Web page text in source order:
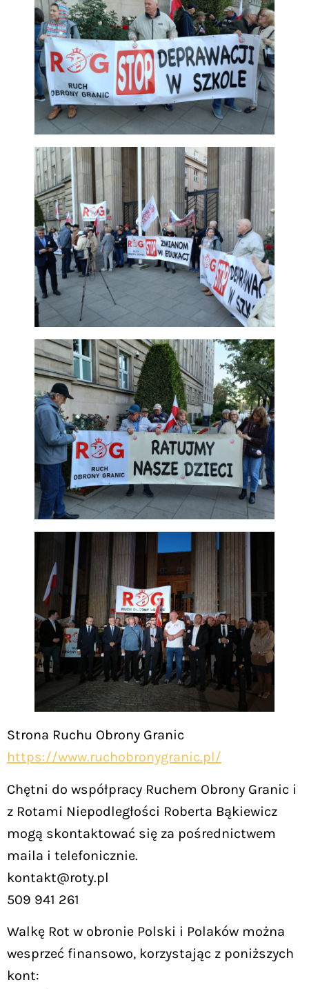
Strona Ruchu Obrony Granic
https://www.ruchobronygranic.pl/
Chętni do współpracy Ruchem Obrony Granic i
z Rotami Niepodległości Roberta Bąkiewicz
mogą skontaktować się za pośrednictwem
maila i telefonicznie.
kontakt@roty.pl
509 941 261
Walkę Rot w obronie Polski i Polaków można
wesprzeć finansowo, korzystając z poniższych
kont: